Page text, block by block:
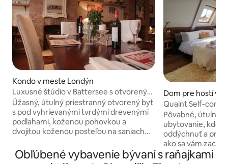
Kondo v meste Londýn
Luxusné štúdio v Battersee s otvoreným
ohňom, blízko parku
Úžasný, útulný priestranný otvorený byt
s pod vyhrievanými tvrdými drevenými
podlahami, koženou pohovkou a
dvojitou koženou posteľou na saniach
hlavnej ceste nad skvelou thajskou
reštauráciou, na fantastickom mieste v
Dom pre hostí v
ey
Quaint Self-
Hampton Court
Pôvabné, útulné,
ubytovanie, kde
oddýchnuť a
ako sa vám
bezpečnej, tichej
Obľúbené vybavenie bývaní s raňajkami